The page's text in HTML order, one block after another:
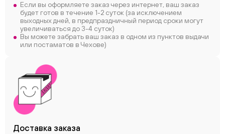
Если вы оформляете заказ через интернет, ваш заказ
будет готов в течение 1-2 суток (за исключением
выходных дней, в предпраздничный период сроки могут
увеличиваться до 3-4 суток)
Вы можете забрать ваш заказ в одном из пунктов выдачи
или постаматов в Чехове)
Доставка заказа